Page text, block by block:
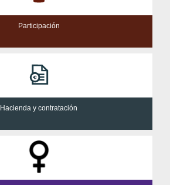
Participación
Hacienda y contratación